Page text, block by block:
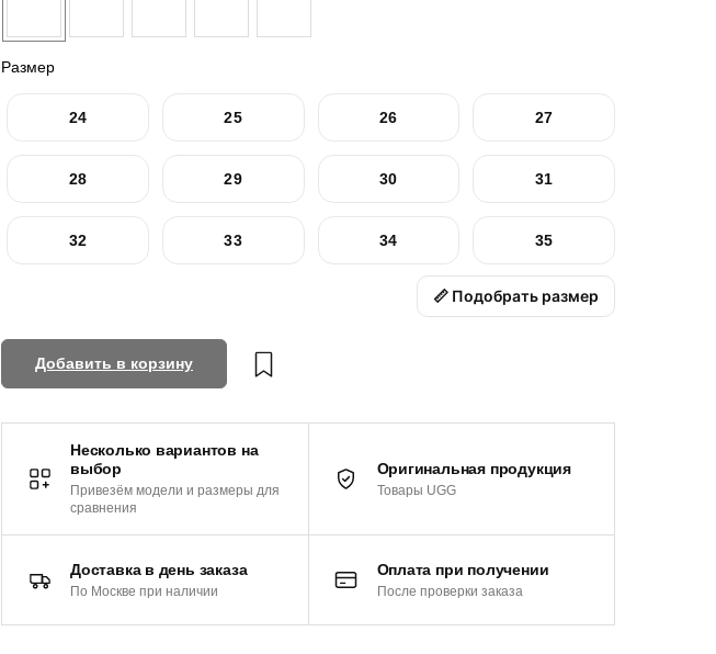
Размер
24 25 26 27
28 29 30 31
32 33 34 35
📏 Подобрать размер
Добавить в корзину
Несколько вариантов на
выбор
Привезём модели и размеры для
сравнения
Оригинальная продукция
Товары UGG
Доставка в день заказа
По Москве при наличии
Оплата при получении
После проверки заказа